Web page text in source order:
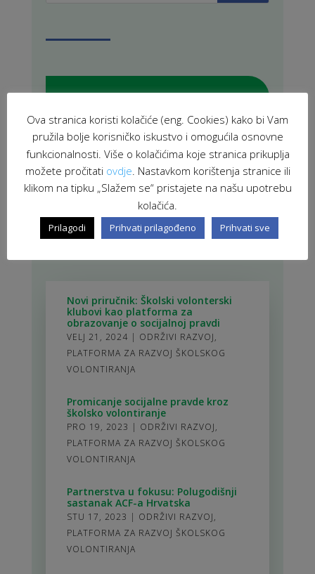
PROJEKTI U PROVEDBI
ZAVRŠENI PROJEKTI
Novi priručnik: Školski volonterski
klubovi kao platforma za
obrazovanje o socijalnoj pravdi
VELJ 21, 2024 | ODRŽIVI RAZVOJ,
PLATFORMA ZA RAZVOJ ŠKOLSKOG
VOLONTIRANJA
Promicanje socijalne pravde kroz
školsko volontiranje
PRO 19, 2023 | ODRŽIVI RAZVOJ,
PLATFORMA ZA RAZVOJ ŠKOLSKOG
VOLONTIRANJA
Partnerstva u fokusu: Polugodišnji
sastanak ACF-a Hrvatska
STU 17, 2023 | ODRŽIVI RAZVOJ,
PLATFORMA ZA RAZVOJ ŠKOLSKOG
VOLONTIRANJA
Ova stranica koristi kolačiće (eng. Cookies) kako bi Vam
pružila bolje korisničko iskustvo i omogućila osnovne
funkcionalnosti. Više o kolačićima koje stranica prikuplja
možete pročitati ovdje. Nastavkom korištenja stranice ili
klikom na tipku „Slažem se“ pristajete na našu upotrebu
kolačića.
Prilagodi Prihvati prilagođeno Prihvati sve